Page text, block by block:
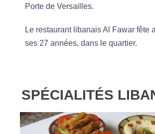
Porte de Versailles.
Le restaurant libanais Al Fawar fête
ses 27 années, dans le quartier.
SPÉCIALITÉS